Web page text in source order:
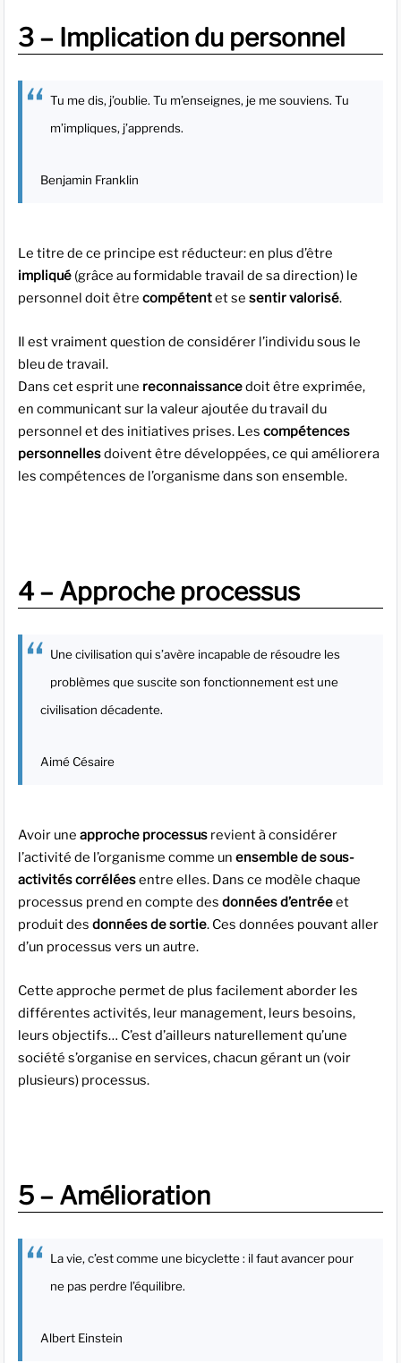
3 – Implication du personnel
Tu me dis, j’oublie. Tu m’enseignes, je me souviens. Tu
m’impliques, j’apprends.
Benjamin Franklin
Le titre de ce principe est réducteur: en plus d’être
impliqué(grâce au formidable travail de sa direction) le
personnel doit être compétentet se sentir valorisé.
Il est vraiment question de considérer l’individu sous le
bleu de travail.
Dans cet esprit une reconnaissancedoit être exprimée,
en communicant sur la valeur ajoutée du travail du
personnel et des initiatives prises. Les compétences
personnellesdoivent être développées, ce qui améliorera
les compétences de l’organisme dans son ensemble.
4 – Approche processus
Une civilisation qui s’avère incapable de résoudre les
problèmes que suscite son fonctionnement est une
civilisation décadente.
Aimé Césaire
Avoir une approche processusrevient à considérer
l’activité de l’organisme comme un ensemble de sous-
activités corréléesentre elles. Dans ce modèle chaque
processus prend en compte des données d’entréeet
produit des données de sortie. Ces données pouvant aller
d’un processus vers un autre.
Cette approche permet de plus facilement aborder les
différentes activités, leur management, leurs besoins,
leurs objectifs… C’est d’ailleurs naturellement qu’une
société s’organise en services, chacun gérant un (voir
plusieurs) processus.
5 – Amélioration
La vie, c’est comme une bicyclette : il faut avancer pour
ne pas perdre l’équilibre.
Albert Einstein